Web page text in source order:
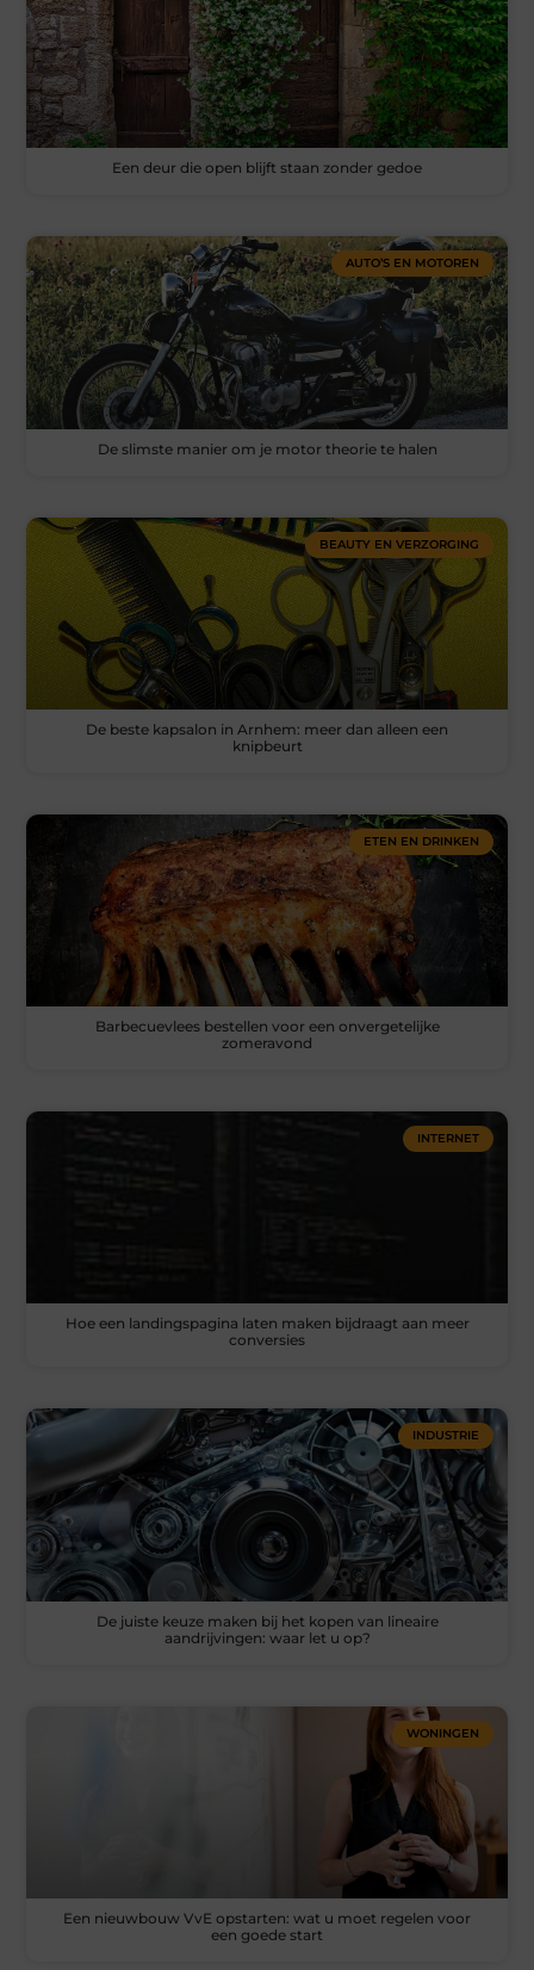
Een deur die open blijft staan zonder gedoe
AUTO’S EN MOTOREN
De slimste manier om je motor theorie te halen
BEAUTY EN VERZORGING
De beste kapsalon in Arnhem: meer dan alleen een
knipbeurt
ETEN EN DRINKEN
Barbecuevlees bestellen voor een onvergetelijke
zomeravond
INTERNET
Hoe een landingspagina laten maken bijdraagt aan meer
conversies
INDUSTRIE
De juiste keuze maken bij het kopen van lineaire
aandrijvingen: waar let u op?
WONINGEN
Een nieuwbouw VvE opstarten: wat u moet regelen voor
een goede start